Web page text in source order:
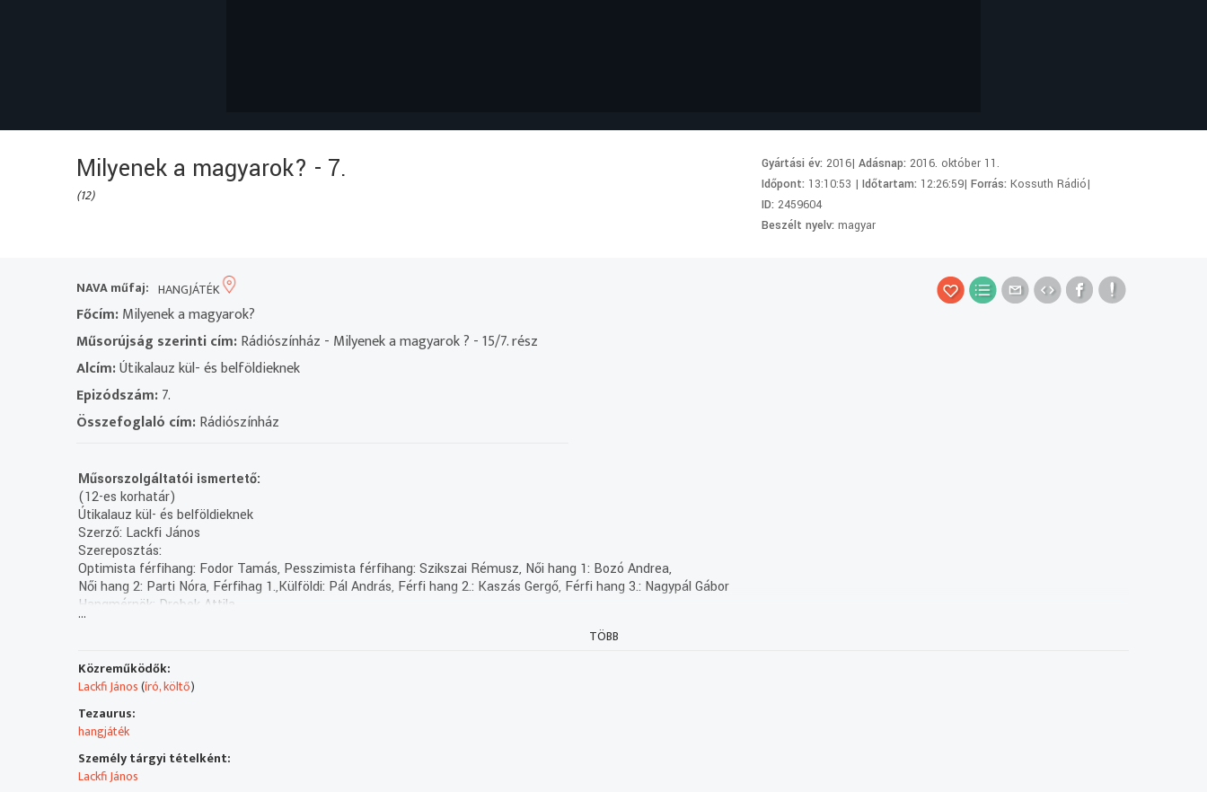
Milyenek a magyarok? - 7.
(12)
Gyártási év:2016|Adásnap:2016. október 11.
Időpont: 13:10:53 |Időtartam: 12:26:59|Forrás:Kossuth Rádió|
ID:2459604
Beszélt nyelv:magyar
NAVA műfaj: HANGJÁTÉK
Főcím:Milyenek a magyarok?
Műsorújság szerinti cím:Rádiószínház - Milyenek a magyarok ? - 15/7. rész
Alcím:Útikalauz kül- és belföldieknek
Epizódszám:7.
Összefoglaló cím:Rádiószínház
Műsorszolgáltatói ismertető:
(12-es korhatár)
Útikalauz kül- és belföldieknek
Szerző: Lackfi János
Szereposztás:
Optimista férfihang: Fodor Tamás, Pesszimista férfihang: Szikszai Rémusz, Női hang 1: Bozó Andrea,
Női hang 2: Parti Nóra, Férfihag 1.,Külföldi: Pál András, Férfi hang 2.: Kaszás Gergő, Férfi hang 3.: Nagypál Gábor
Hangmérnök: Drobek Attila
Zenei szerkesztő: Hortobágyi László
Készült a Médiatanács támogatásával a Magyar Média Mecenatúra program keretében.
(következő rész, holnap K. 13.11)
(Kaneta Produkció) (2016)
...
TÖBB
Közreműködők:
Lackfi János(író, költő)
Tezaurus:
hangjáték
Személy tárgyi tételként:
Lackfi János